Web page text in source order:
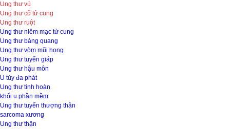
Ung thư vú
Ung thư cổ tử cung
Ung thư ruột
Ung thư niêm mạc tử cung
Ung thư bàng quang
Ung thư vòm mũi họng
Ung thư tuyến giáp
Ung thư hậu môn
U tủy đa phát
Ung thư tinh hoàn
khối u phần mềm
Ung thư tuyến thượng thận
sarcoma xương
Ung thư thận